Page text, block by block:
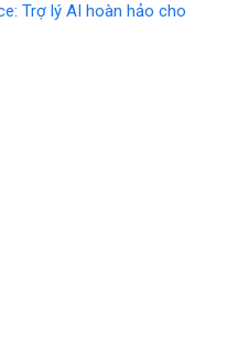
Trợ lý AI hoàn hảo cho